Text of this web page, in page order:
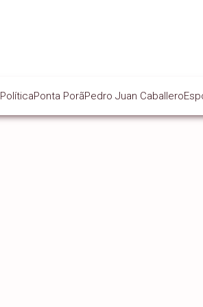
PolíticaPonta PorãPedro Juan Caballero